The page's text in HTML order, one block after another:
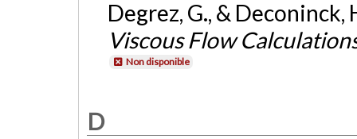
Degrez, G., & Deconinck,
Viscous Flow
Non disponible
D